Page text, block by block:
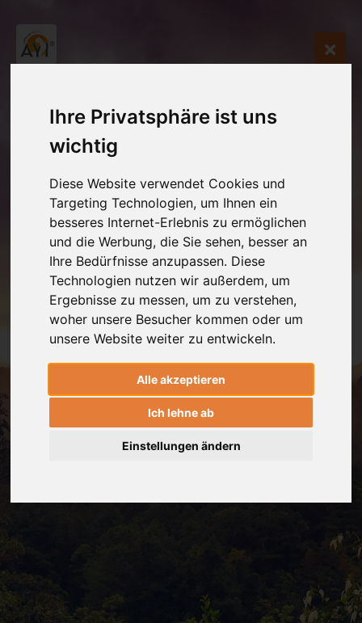
Ihre Privatsphäre ist uns
wichtig
Diese Website verwendet Cookies und
Targeting Technologien, um Ihnen ein
besseres Internet-Erlebnis zu ermöglichen
und die Werbung, die Sie sehen, besser an
Ihre Bedürfnisse anzupassen. Diese
Technologien nutzen wir außerdem, um
Ergebnisse zu messen, um zu verstehen,
woher unsere Besucher kommen oder um
unsere Website weiter zu entwickeln.
Alle akzeptieren
Ich lehne ab
Einstellungen ändern